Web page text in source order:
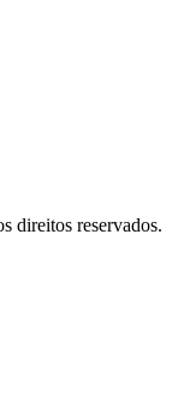
direitos reservados.